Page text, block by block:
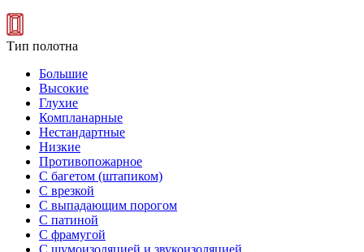
Тип полотна
Большие
Высокие
Глухие
Компланарные
Нестандартные
Низкие
Противопожарное
С багетом (штапиком)
С врезкой
С выпадающим порогом
С патиной
С фрамугой
С шумоизоляцией и звукоизоляцией